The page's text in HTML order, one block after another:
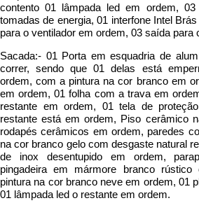
contento 01 lâmpada led em ordem,
tomadas de energia, 01 interfone Intel
para o ventilador em ordem, 03 saída para
Sacada:- 01 Porta em esquadria de
correr, sendo que 01 delas está
ordem, com a pintura na cor branco em
em ordem, 01 folha com a trava em
restante em ordem, 01 tela de
restante está em ordem, Piso cerâmico
rodapés cerâmicos em ordem, paredes
na cor branco gelo com desgaste natural
de inox desentupido em ordem,
pingadeira em mármore branco
pintura na cor branco neve em ordem, 01
01 lâmpada led o restante em ordem.